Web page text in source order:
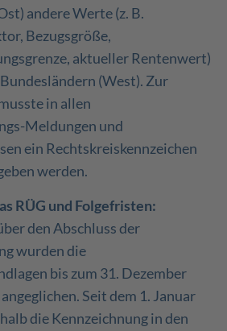
andere Werte (z. B.
Bezugsgröße,
aktueller Rentenwert)
(West). Zur
in allen
Meldungen und
ein Rechtskreiskennzeichen
werden.
RÜG und Folgefristen:
den Abschluss der
wurden die
bis zum 31. Dezember
Seit dem 1. Januar
die Kennzeichnung in den